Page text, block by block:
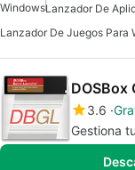
Windows
Lanzador De Juegos Para
DOSBox
3.6
Gestiona